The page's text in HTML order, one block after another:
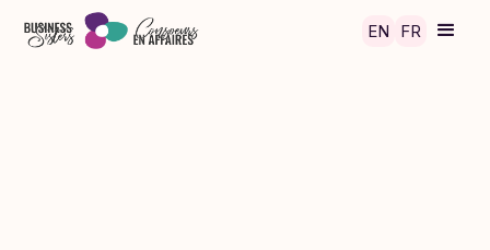
Skip to main content
EN FR